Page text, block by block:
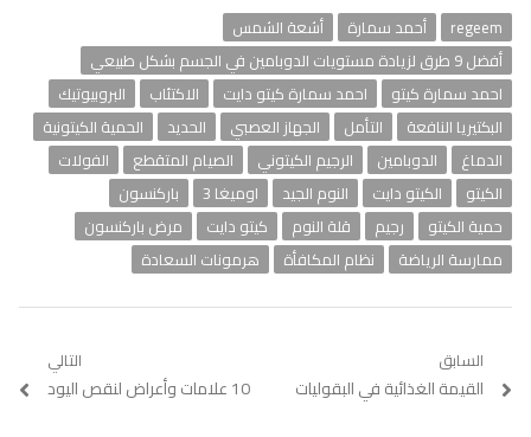
regeem أحمد سمارة
أشعة الشمس
أفضل 9 طرق لزيادة مستويات الدوبامين في الجسم بشكل طبيعي
احمد سمارة كيتو
احمد سمارة كيتو دايت الاكتئاب
البروبيوتيك
البكتيريا النافعة
التأمل الجهاز العصبي الحديد
الحمية الكيتونية
الدماغ
الدوبامين الرجيم الكيتوني الصيام المتقطع
الفولات
الكيتو
الكيتو دايت النوم الجيد اوميغا 3
باركنسون
حمية الكيتو
رجيم قلة النوم كيتو دايت
مرض باركنسون
ممارسة الرياضة
نظام المكافأة هرمونات السعادة
تصفّح
المقالات
السابق
Previous
القيمة الغذائية في البقوليات
التالي
Next
10 علامات وأعراض لنقص اليود